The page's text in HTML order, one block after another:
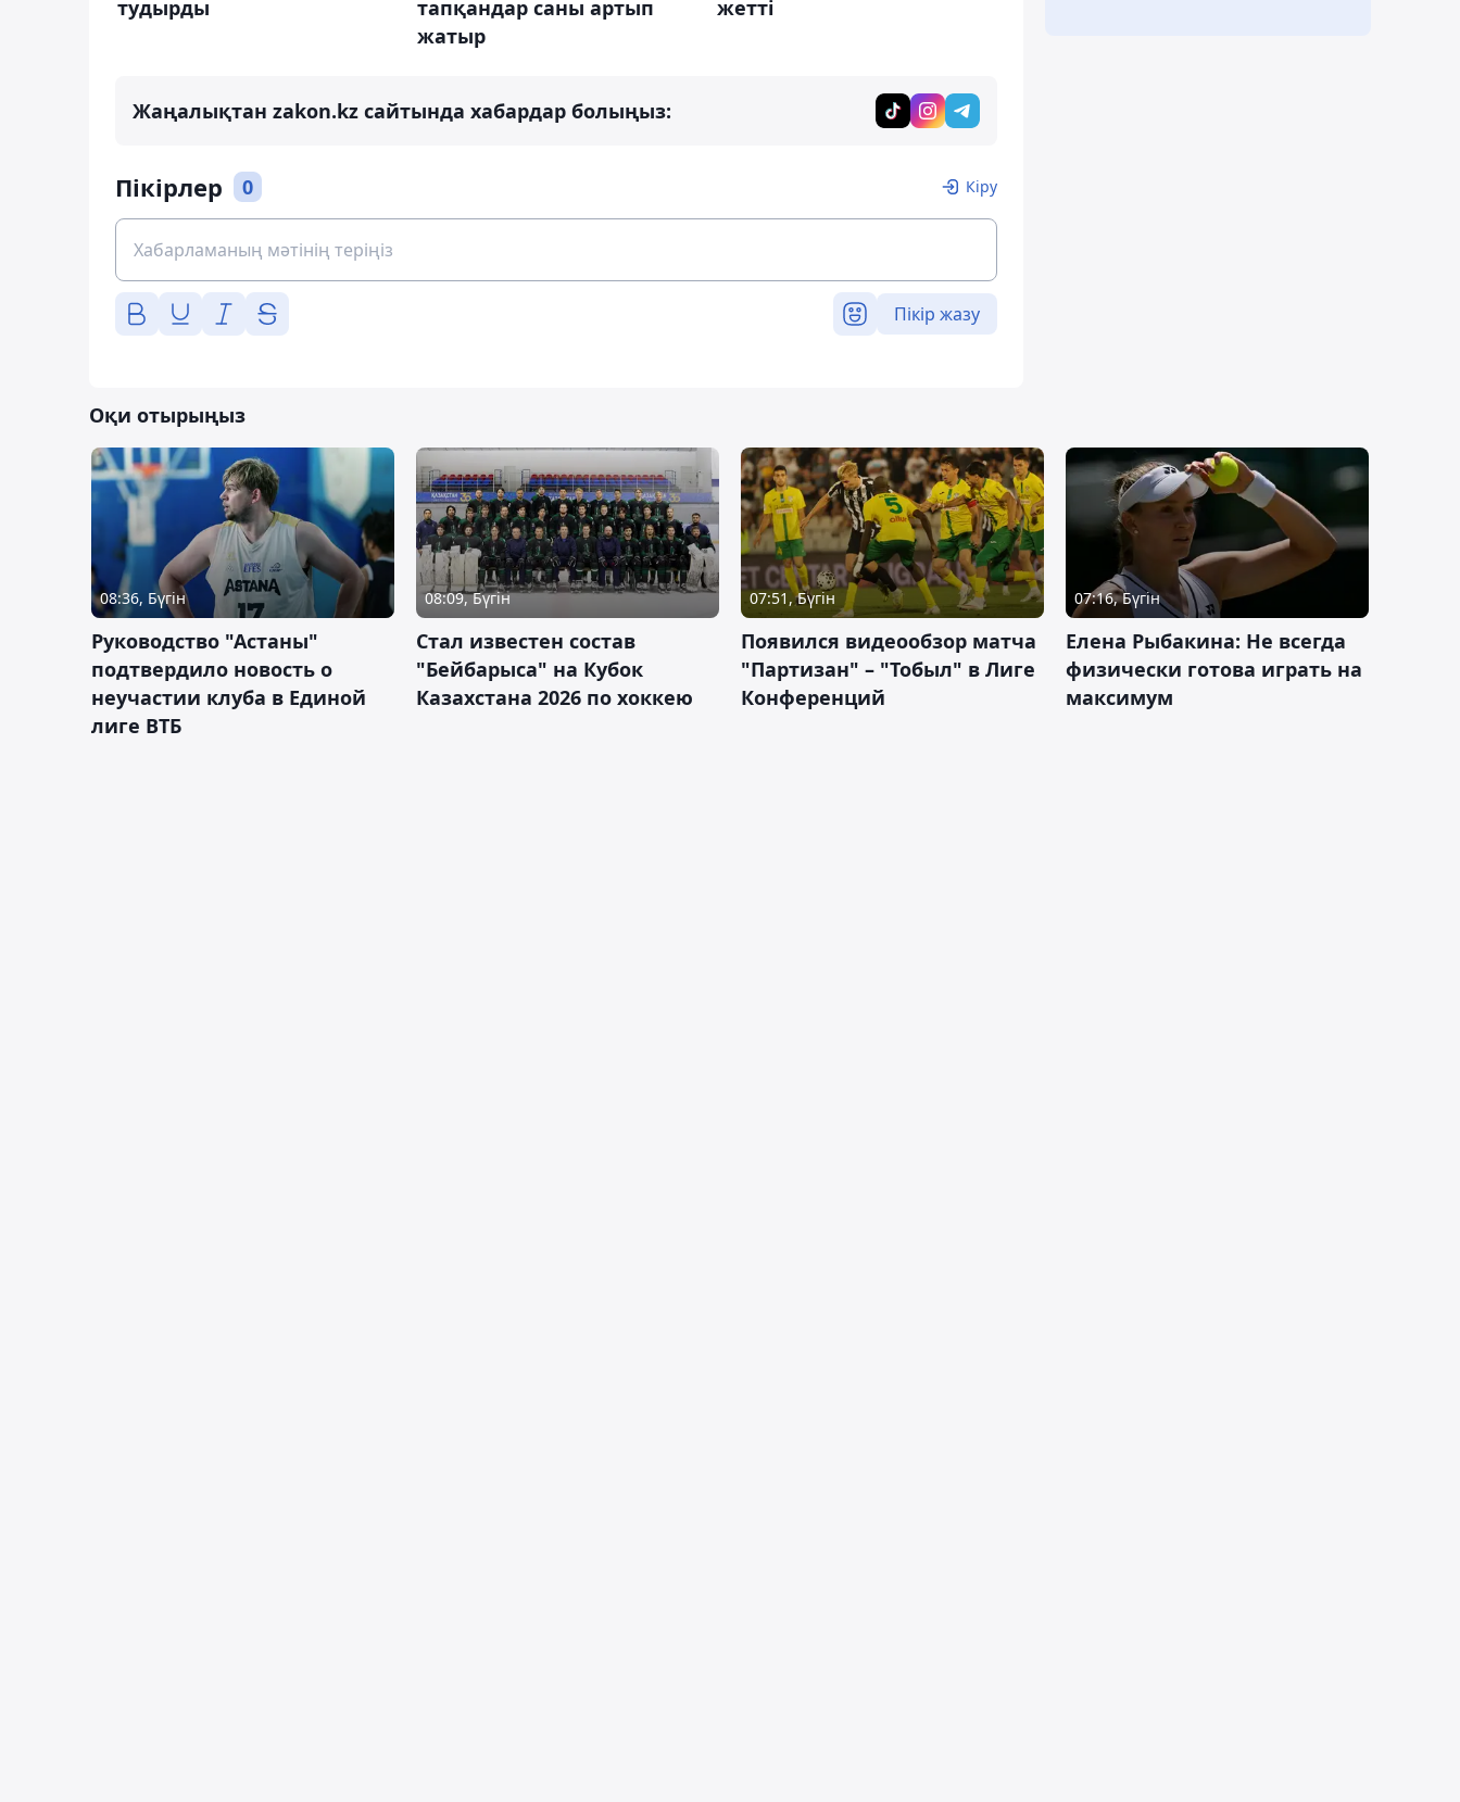
тудырды
тапқандар саны артып
жатыр
жетті
Жаңалықтан zakon.kz сайтында хабардар болыңыз:
Пікірлер 0 Кіру
Пікір жазу
Оқи отырыңыз
08:36, Бүгін
Руководство "Астаны"
подтвердило новость о
неучастии клуба в Единой
лиге ВТБ
08:09, Бүгін
Стал известен состав
"Бейбарыса" на Кубок
Казахстана 2026 по хоккею
07:51, Бүгін
Появился видеообзор матча
"Партизан" – "Тобыл" в Лиге
Конференций
07:16, Бүгін
Елена Рыбакина: Не всегда
физически готова играть на
максимум